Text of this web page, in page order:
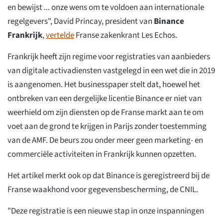
en bewijst ... onze wens om te voldoen aan internationale
regelgevers", David Princay, president van Binance
Frankrijk,verteldeFranse zakenkrant Les Echos.
Frankrijk heeft zijn regime voor registraties van aanbieders
van digitale activadiensten vastgelegd in een wet die in 2019
is aangenomen. Het businesspaper stelt dat, hoewel het
ontbreken van een dergelijke licentie Binance er niet van
weerhield om zijn diensten op de Franse markt aan te om
voet aan de grond te krijgen in Parijs zonder toestemming
van de AMF. De beurs zou onder meer geen marketing- en
commerciële activiteiten in Frankrijk kunnen opzetten.
Het artikel merkt ook op dat Binance is geregistreerd bij de
Franse waakhond voor gegevensbescherming, de CNIL.
"Deze registratie is een nieuwe stap in onze inspanningen